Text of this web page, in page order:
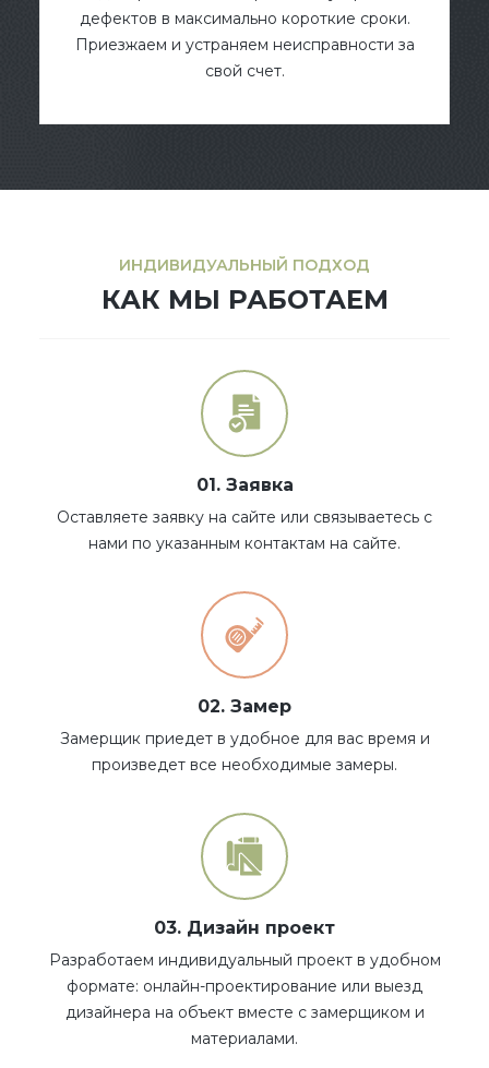
дефектов в максимально короткие сроки.
Приезжаем и устраняем неисправности за
свой счет.
ИНДИВИДУАЛЬНЫЙ ПОДХОД
КАК МЫ РАБОТАЕМ
01. Заявка
Оставляете заявку на сайте или связываетесь с
нами по указанным контактам на сайте.
02. Замер
Замерщик приедет в удобное для вас время и
произведет все необходимые замеры.
03. Дизайн проект
Разработаем индивидуальный проект в удобном
формате: онлайн-проектирование или выезд
дизайнера на объект вместе с замерщиком и
материалами.